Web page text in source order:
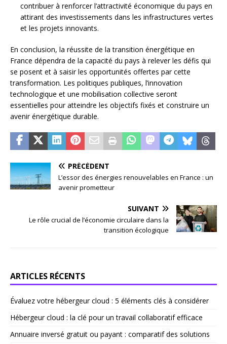
contribuer à renforcer l’attractivité économique du pays en
attirant des investissements dans les infrastructures vertes
et les projets innovants.
En conclusion, la réussite de la transition énergétique en
France dépendra de la capacité du pays à relever les défis qui
se posent et à saisir les opportunités offertes par cette
transformation. Les politiques publiques, l’innovation
technologique et une mobilisation collective seront
essentielles pour atteindre les objectifs fixés et construire un
avenir énergétique durable.
PRÉCÉDENT
L’essor des énergies renouvelables en France : un
avenir prometteur
SUIVANT
Le rôle crucial de l’économie circulaire dans la
transition écologique
ARTICLES RÉCENTS
Évaluez votre hébergeur cloud : 5 éléments clés à considérer
Hébergeur cloud : la clé pour un travail collaboratif efficace
Annuaire inversé gratuit ou payant : comparatif des solutions